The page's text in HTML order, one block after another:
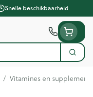
Snelle beschikbaarheid
Zoek
/ Vitamines en